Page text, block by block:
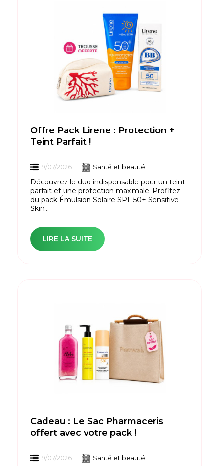
Offre Pack Lirene : Protection +
Teint Parfait !
9/07/2026 Santé et beauté
Découvrez le duo indispensable pour un teint
parfait et une protection maximale. Profitez
du pack Émulsion Solaire SPF 50+ Sensitive
Skin...
LIRE LA SUITE
Cadeau : Le Sac Pharmaceris
offert avec votre pack !
9/07/2026 Santé et beauté